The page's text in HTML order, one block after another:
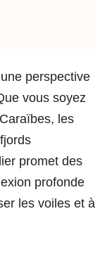
perspective
vous soyez
les
promet des
profonde
les voiles et à